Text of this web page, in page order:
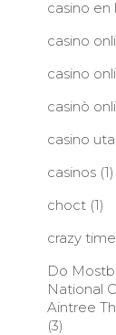
casino en
casino
casino
casinò
casino
casinos(1)
choct(1)
crazy time
Do
National
Aintree
(3)